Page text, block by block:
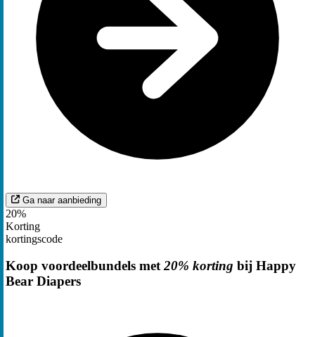
Ga naar aanbieding
20%
Korting
kortingscode
Koop voordeelbundels met20% korting bij Happy
Bear Diapers